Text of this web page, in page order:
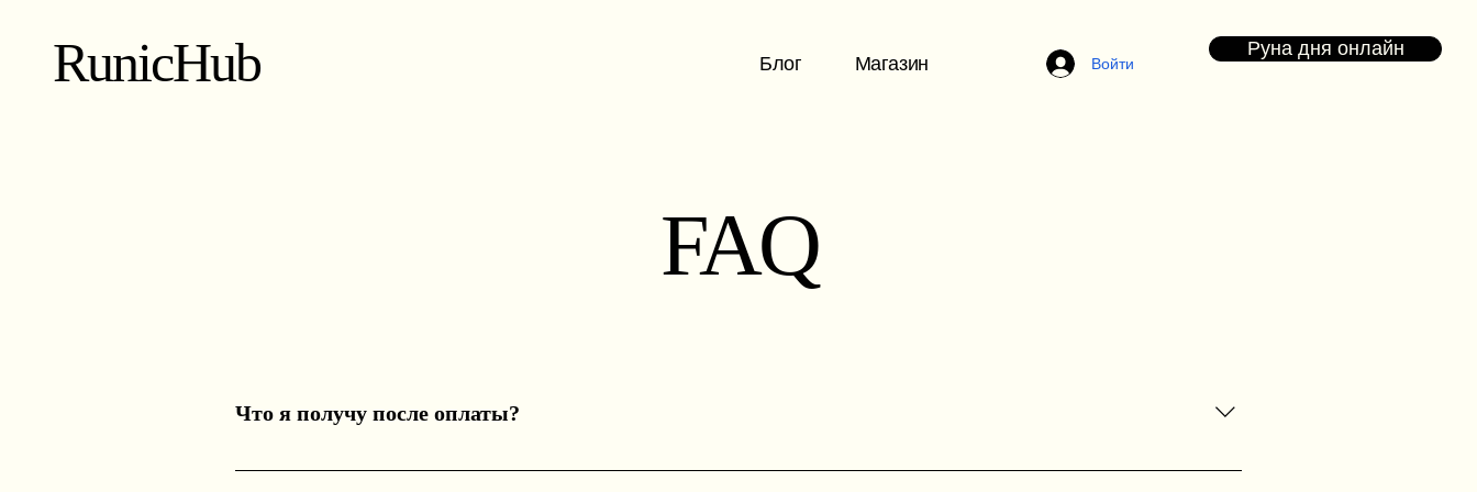
RunicHub Блог Магазин Войти
Руна дня онлайн
FAQ
Что я получу после оплаты?
Вы получите PDF-файл с персонализированным руническим раскладом на email. Каждый ответ формируется